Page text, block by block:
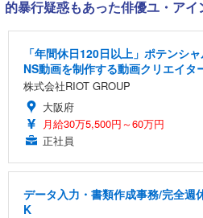
的暴行疑惑もあった俳優ユ・アイ
「年間休日120日以上」ポテンシ
NS動画を制作する動画クリエイタ
株式会社RIOT GROUP
大阪府
月給30万5,500円～60万円
正社員
データ入力・書類作成事務/完全週
K